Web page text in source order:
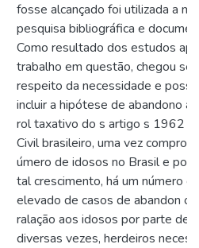
fosse alcançado foi utilizada a
pesquisa bibliográfica e
Como resultado dos estudos
trabalho em questão, chegou se
respeito da necessidade e
incluir a hipótese de abandono
rol taxativo do s artigo s 1962
Civil brasileiro, uma vez
úmero de idosos no Brasil e por
tal crescimento, há um número
elevado de casos de abandon o
ralação aos idosos por parte de
diversas vezes, herdeiros